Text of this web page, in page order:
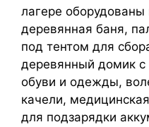
лагере оборудованы
деревянная баня,
под тентом для
деревянный домик с
обуви и одежды,
качели,
для подзарядки